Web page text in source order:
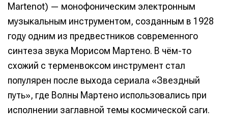
Martenot) — монофоническим электронным
музыкальным инструментом, созданным в 1928
году одним из предвестников современного
синтеза звука Морисом Мартено. В чём-то
схожий с терменвоксом инструмент стал
популярен после выхода сериала «Звездный
путь», где Волны Мартено использовались при
исполнении заглавной темы космической саги.